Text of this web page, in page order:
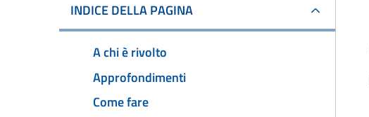
INDICE DELLA PAGINA
A chi è rivolto
Approfondimenti
Come fare